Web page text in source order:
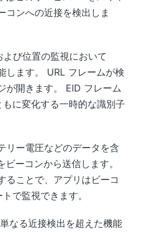
ンへの近接を検出しま
び位置の監視において
します。 URL フレームが検
が開きます。 EID フレーム
に変化する一時的な識別子
リー電圧などのデータを含
ーコンから送信します。
ることで、アプリはビーコ
で監視できます。
なる近接検出を超えた機能